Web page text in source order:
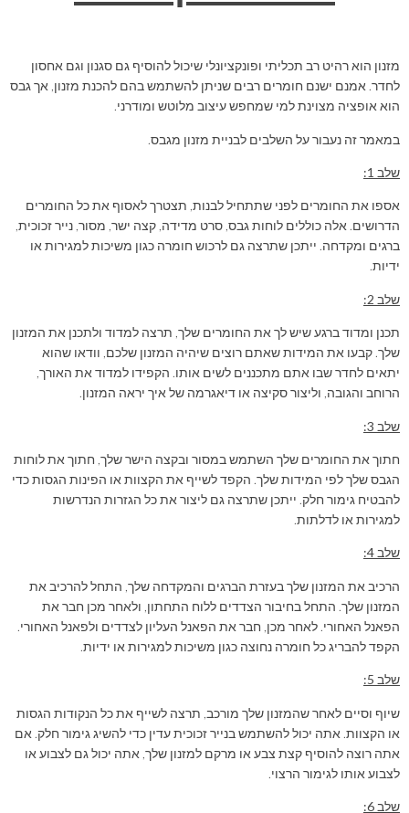
מזנון הוא רהיט רב תכליתי ופונקציונלי שיכול להוסיף גם סגנון וגם אחסון
לחדר. אמנם ישנם חומרים רבים שניתן להשתמש בהם להכנת מזנון, אך גבס
הוא אופציה מצוינת למי שמחפש עיצוב מלוטש ומודרני.
במאמר זה נעבור על השלבים לבניית מזנון מגבס.
שלב 1:
אספו את החומרים לפני שתתחיל לבנות, תצטרך לאסוף את כל החומרים
הדרושים. אלה כוללים לוחות גבס, סרט מדידה, קצה ישר, מסור, נייר זכוכית,
ברגים ומקדחה. ייתכן שתרצה גם לרכוש חומרה כגון משיכות למגירות או
ידיות.
שלב 2:
תכנן ומדוד ברגע שיש לך את החומרים שלך, תרצה למדוד ולתכנן את המזנון
שלך. קבעו את המידות שאתם רוצים שיהיה המזנון שלכם, וודאו שהוא
יתאים לחדר שבו אתם מתכננים לשים אותו. הקפידו למדוד את האורך,
הרוחב והגובה, וליצור סקיצה או דיאגרמה של איך יראה המזנון.
שלב 3:
חתוך את החומרים שלך השתמש במסור ובקצה הישר שלך, חתוך את לוחות
הגבס שלך לפי המידות שלך. הקפד לשייף את הקצוות או הפינות הגסות כדי
להבטיח גימור חלק. ייתכן שתרצה גם ליצור את כל הגזרות הנדרשות
למגירות או לדלתות.
שלב 4:
הרכיב את המזנון שלך בעזרת הברגים והמקדחה שלך, התחל להרכיב את
המזנון שלך. התחל בחיבור הצדדים ללוח התחתון, ולאחר מכן חבר את
הפאנל האחורי. לאחר מכן, חבר את הפאנל העליון לצדדים ולפאנל האחורי.
הקפד להבריג כל חומרה נחוצה כגון משיכות למגירות או ידיות.
שלב 5:
שיוף וסיים לאחר שהמזנון שלך מורכב, תרצה לשייף את כל הנקודות הגסות
או הקצוות. אתה יכול להשתמש בנייר זכוכית עדין כדי להשיג גימור חלק. אם
אתה רוצה להוסיף קצת צבע או מרקם למזנון שלך, אתה יכול גם לצבוע או
לצבוע אותו לגימור הרצוי.
שלב 6: